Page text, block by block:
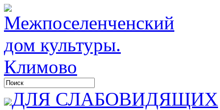
ДЛЯ СЛАБОВИДЯЩИХ